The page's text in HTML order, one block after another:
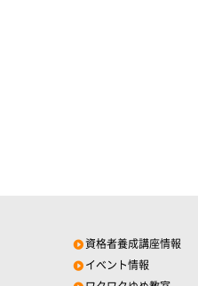
資格者養成講座情報
イベント情報